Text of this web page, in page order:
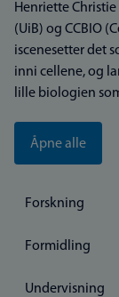
Henriette
(UiB) og CCBIO
iscenesetter det
inni cellene, og
lille biologien
Åpne alle
Forskning
Formidling
Undervisning